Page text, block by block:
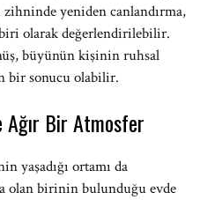
yeniden canlandırma,
olarak değerlendirilebilir.
büyünün kişinin ruhsal
bir sonucu olabilir.
Ağır Bir Atmosfer
yaşadığı ortamı da
olan birinin bulunduğu evde